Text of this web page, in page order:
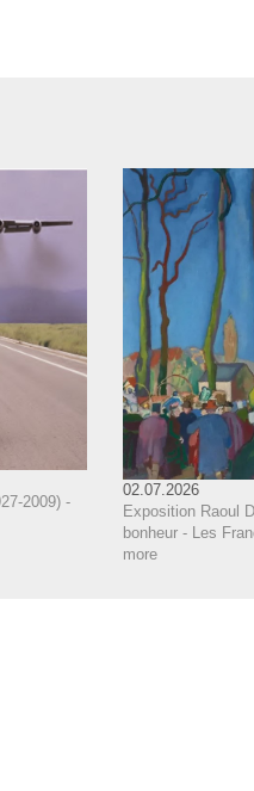
2009) -
02.07.2026
Exposition Raoul
bonheur - Les
more